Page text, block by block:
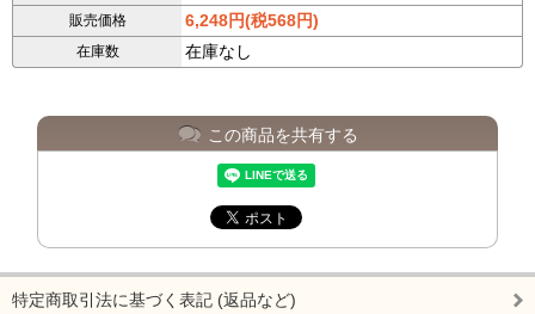
販売価格 6,248円(税568円)
在庫数 在庫なし
この商品を共有する
特定商取引法に基づく表記 (返品など)